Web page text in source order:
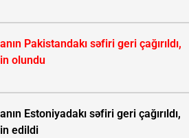
Pakistandakı səfiri geri çağırıldı,
olundu
Estoniyadakı səfiri geri çağırıldı,
edildi